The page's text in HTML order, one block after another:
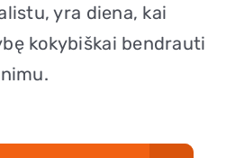
yra diena, kai
kokybiškai bendrauti